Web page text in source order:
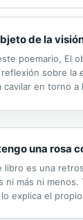
de la
poemario, El
reflexión sobre la
cavilar en torno
una rosa
libro es una
ni más ni
explica el